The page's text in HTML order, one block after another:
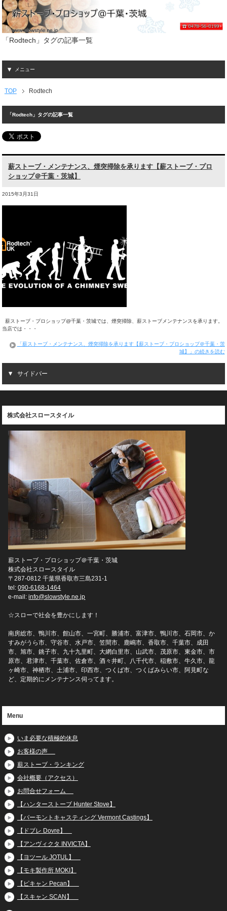
「Rodtech」タグの記事一覧
メニュー
TOP Rodtech
「Rodtech」タグの記事一覧
薪ストーブ・メンテナンス、煙突掃除を承ります【薪ストーブ・プロ
ショップ＠千葉・茨城】
2015年3月31日
薪ストーブ・プロショップ@千葉・茨城では、煙突掃除、薪ストーブメンテナンスを承ります。
当店では・・・
「薪ストーブ・メンテナンス、煙突掃除を承ります【薪ストーブ・プロショップ＠千葉・茨
城】」の続きを読む
サイドバー
株式会社スロースタイル
薪ストーブ・プロショップ＠千葉・茨城
株式会社スロースタイル
〒287-0812 千葉県香取市三島231-1
tel:090-6168-1464
e-mail:info@slowstyle.ne.jp
☆スローで社会を豊かにします！
南房総市、鴨川市、館山市、一宮町、勝浦市、富津市、鴨川市、石岡市、か
すみがうら市、守谷市、水戸市、笠間市、鹿嶋市、香取市、千葉市、成田
市、旭市、銚子市、九十九里町、大網白里市、山武市、茂原市、東金市、市
原市、君津市、千葉市、佐倉市、酒々井町、八千代市、稲敷市、牛久市、龍
ヶ崎市、神栖市、土浦市、印西市、つくば市、つくばみらい市、阿見町な
ど、定期的にメンテナンス伺ってます。
Menu
いま必要な積極的休息
お客様の声
薪ストーブ・ランキング
会社概要（アクセス）
お問合せフォーム
【ハンターストーブ Hunter Stove】
【バーモントキャスティング Vermont Castings】
【ドブレ Dovre】
【アンヴィクタ INVICTA】
【ヨツール JOTUL】
【モキ製作所 MOKI】
【ピキャン Pecan】
【スキャン SCAN】